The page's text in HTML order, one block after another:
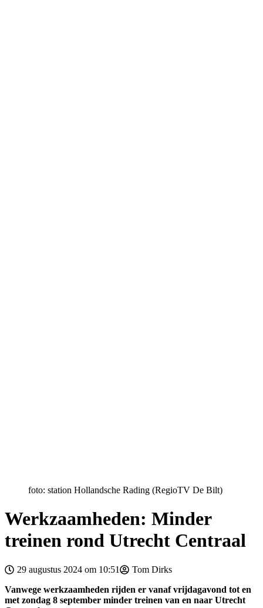
foto: station Hollandsche Rading (RegioTV De Bilt)
Werkzaamheden: Minder
treinen rond Utrecht Centraal
29 augustus 2024 om 10:51
Tom Dirks
Vanwege werkzaamheden rijden er vanaf vrijdagavond tot en
met zondag 8 september minder treinen van en naar Utrecht